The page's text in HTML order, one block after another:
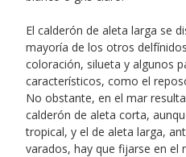
El calderón de aleta larga se
mayoría de los otros
coloración, silueta y algunos
característicos, como el
No obstante, en el mar
calderón de aleta corta,
tropical, y el de aleta larga,
varados, hay que fijarse en el